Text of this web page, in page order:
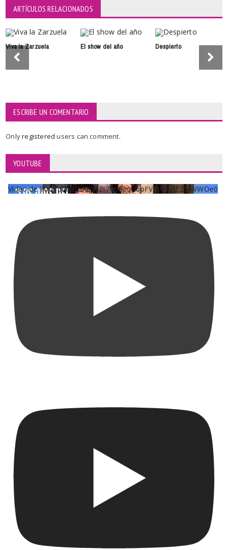
ARTÍCULOS RELACIONADOS
Viva la Zarzuela El show del año Despierto
ESCRIBE UN COMENTARIO
Onlyregisteredusers can comment.
YOUTUBE
Vídeo de YouTube UCKqYjiZi7lzy6gqU6pFVFiA_A3EZ9JWWOe0